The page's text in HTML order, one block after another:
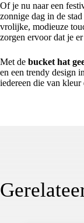
Of je nu naar een
zonnige dag in de
vrolijke, modieuze
zorgen ervoor dat je
Met de bucket hat
en een trendy design
iedereen die van kleur